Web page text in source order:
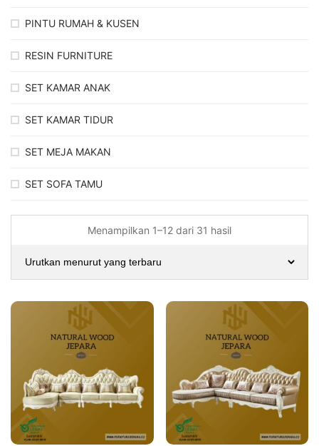
PINTU RUMAH & KUSEN
RESIN FURNITURE
SET KAMAR ANAK
SET KAMAR TIDUR
SET MEJA MAKAN
SET SOFA TAMU
Menampilkan 1–12 dari 31 hasil